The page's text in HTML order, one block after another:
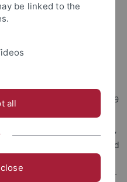
führt zu einem
der bei
weiterführenden
Promotion ausgeweitet
dabei als Hauptfach (99
werden und umfasst drei
(Proseminare,
z. B. Musiklehre und
und Fragestellungen
wissenschaftlicher
be linked to the
all